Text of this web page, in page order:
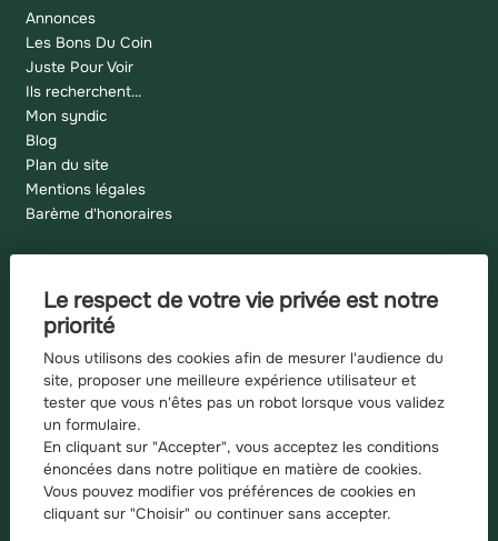
Le respect de votre vie privée est notre
priorité
Nous utilisons des cookies afin de mesurer l'audience du
site, proposer une meilleure expérience utilisateur et
tester que vous n'êtes pas un robot lorsque vous validez
un formulaire.
En cliquant sur "Accepter", vous acceptez les conditions
énoncées dans notre politique en matière de cookies.
Vous pouvez modifier vos préférences de cookies en
cliquant sur "Choisir" ou continuer sans accepter.
Annonces
Les Bons Du Coin
Juste Pour Voir
Ils recherchent...
Mon syndic
Blog
Plan du site
Mentions légales
Barème d'honoraires
Recherches fréquentes
Appartement à vendre à Grenoble
Appartement à vendre à Grenoble
Appartement à vendre à Saint martin d heres
Appartement à vendre à Domene
Maison à vendre à Domene
Appartement à vendre à Echirolles
Appartement à vendre à Gieres
Appartement à vendre à Villard bonnot